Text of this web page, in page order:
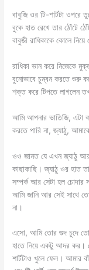
বাবুজি ওর টি-শার্টটা ওপরে
বুকে হাত রেখে তার ঠোঁটে
বাবুজী রাধিকাকে কোলে
রাধিকা ভান করে নিজেকে
বুনোভাবে চুম্বন করতে শুরু
শক্ত করে টিপতে লাগলেন
আমি আপনার ভাতিজি, এটা
করতে পারি না, জ্যাঠু,
ওও জানত যে এখন জ্যাঠু আর
কাছাকাছি। জ্যাঠু ওর হাত
সম্পর্ক আর সেটা হল চোদার
আমি জানি আর সেই সাথে
না।
এসো, আমি তোর গুদ চুদে
হাতে নিয়ে একটু আদর কর।
শার্টটাও খুলে ফেল। আমার